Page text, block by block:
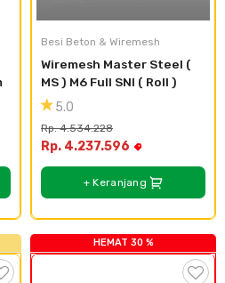
Besi Beton & Wiremesh
Wiremesh Master Steel (
MS ) M6 Full SNI ( Roll )
5.0
Rp. 4.534.228
Rp. 4.237.596
+ Keranjang
HEMAT 30 %